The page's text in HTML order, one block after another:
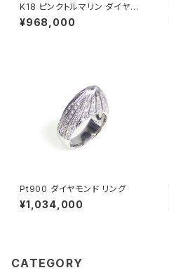
K18 ピンクトルマリン ダイヤモ
ンド リング
¥968,000
Pt900 ダイヤモンド リング
¥1,034,000
CATEGORY